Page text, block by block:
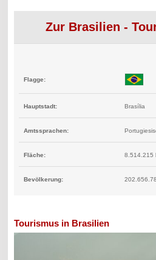
Zur Brasilien -
Flagge:
Hauptstadt: Brasília
Amtssprachen:
Fläche: 8.514.215
Bevölkerung:
Tourismus in Brasilien